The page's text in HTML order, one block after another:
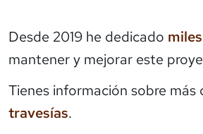
Desde 2019 he dedicado
mantener y mejorar este
Tienes información sobre más
travesías.